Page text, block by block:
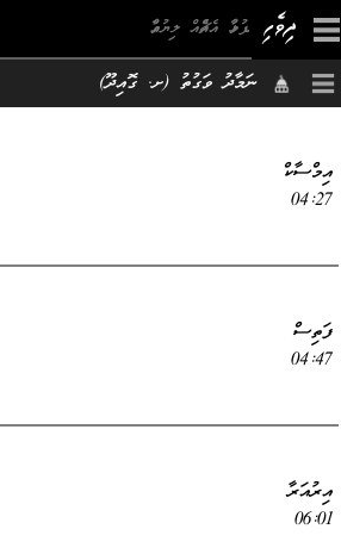
×
ނަމާދު ވަގުތު (ށ. ގޮއިދޫ)
އިމްސާކް
04:27
ފަތިސް
04:47
އިރުއަރާ
06:01